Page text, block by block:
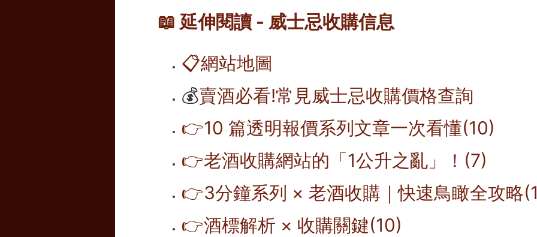
📖 延伸閱讀 - 威士忌收購信息
📋網站地圖
💰賣酒必看!常見威士忌收購價格查詢
👉10 篇透明報價系列文章一次看懂(10)
👉老酒收購網站的「1公升之亂」！(7)
👉3分鐘系列 × 老酒收購｜快速鳥瞰全攻略
👉酒標解析 × 收購關鍵(10)